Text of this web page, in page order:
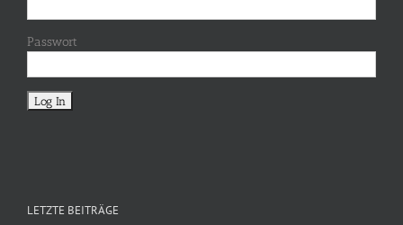
Passwort
LETZTE BEITRÄGE